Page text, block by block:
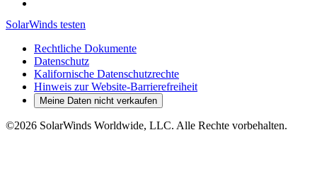
SolarWinds testen
Rechtliche Dokumente
Datenschutz
Kalifornische Datenschutzrechte
Hinweis zur Website-Barrierefreiheit
Meine Daten nicht verkaufen
©2026 SolarWinds Worldwide, LLC. Alle Rechte vorbehalten.